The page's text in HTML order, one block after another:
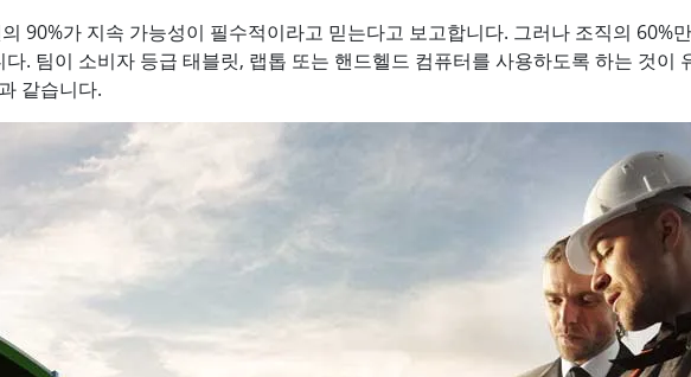
90%가 지속 가능성이 필수적이라고 믿는다고 보고합니다. 그러나 조직의 60%
. 팀이 소비자 등급 태블릿, 랩톱 또는 핸드헬드 컴퓨터를 사용하도록 하는 것이
같습니다.